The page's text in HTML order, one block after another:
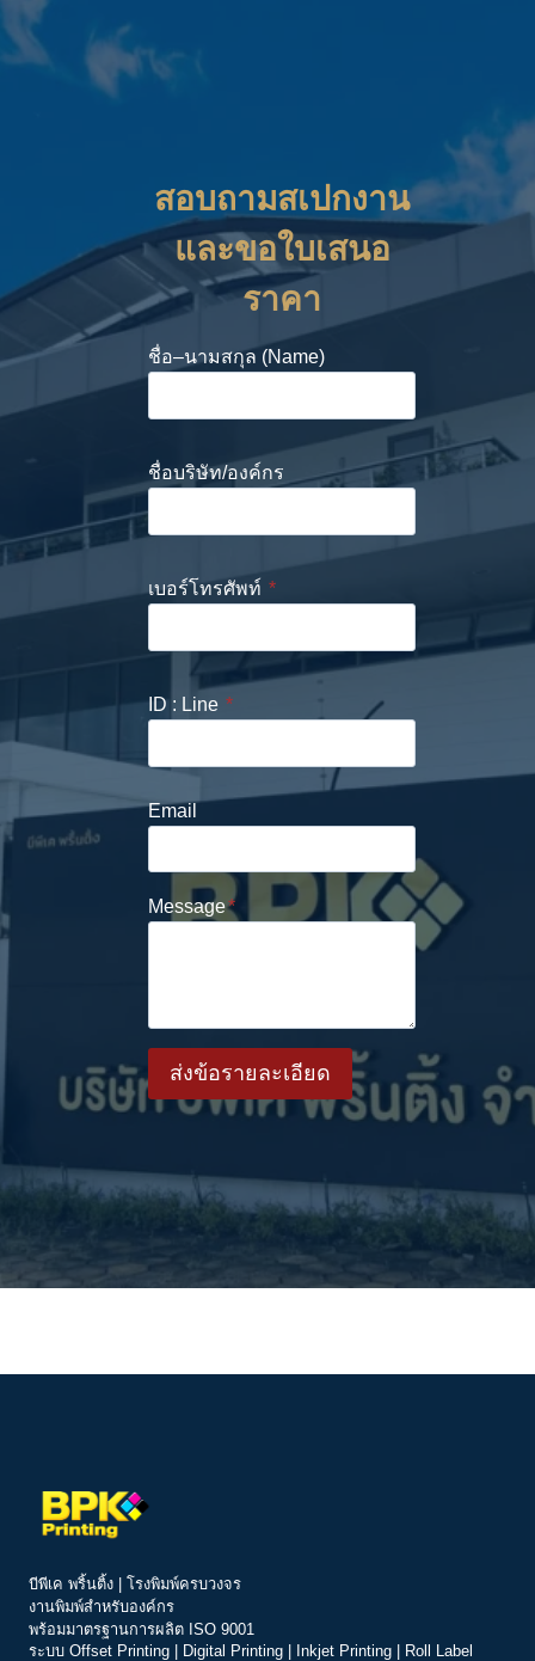
สอบถามสเปกงาน
และขอใบเสนอ
ราคา
ชื่อ–นามสกุล (Name)
ชื่อบริษัท/องค์กร
เบอร์โทรศัพท์ *
ID : Line *
Email
Message*
ส่งข้อรายละเอียด
บีพีเค พริ้นติ้ง | โรงพิมพ์ครบวงจร
งานพิมพ์สำหรับองค์กร
พร้อมมาตรฐานการผลิต ISO 9001
ระบบ Offset Printing Digital Printing Inkjet Printing
Roll Label